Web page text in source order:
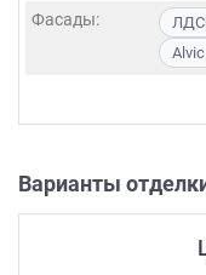
Фасады:
Варианты